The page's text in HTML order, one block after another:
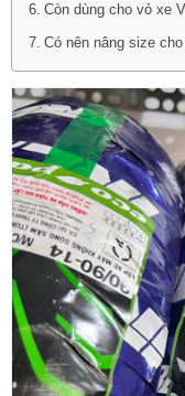
Còn dùng cho vỏ xe
Có nên nâng size